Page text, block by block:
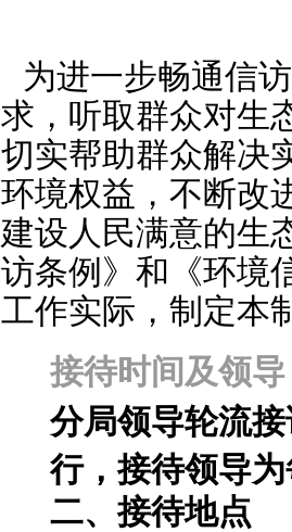
为进一步畅通信
求，听取群众对生
切实帮助群众解决
环境权益，不断改
建设人民满意的生
访条例》和《环境
工作实际，制定本
接待时间及领导
分局领导轮流
行，接待领导
二、接待地点